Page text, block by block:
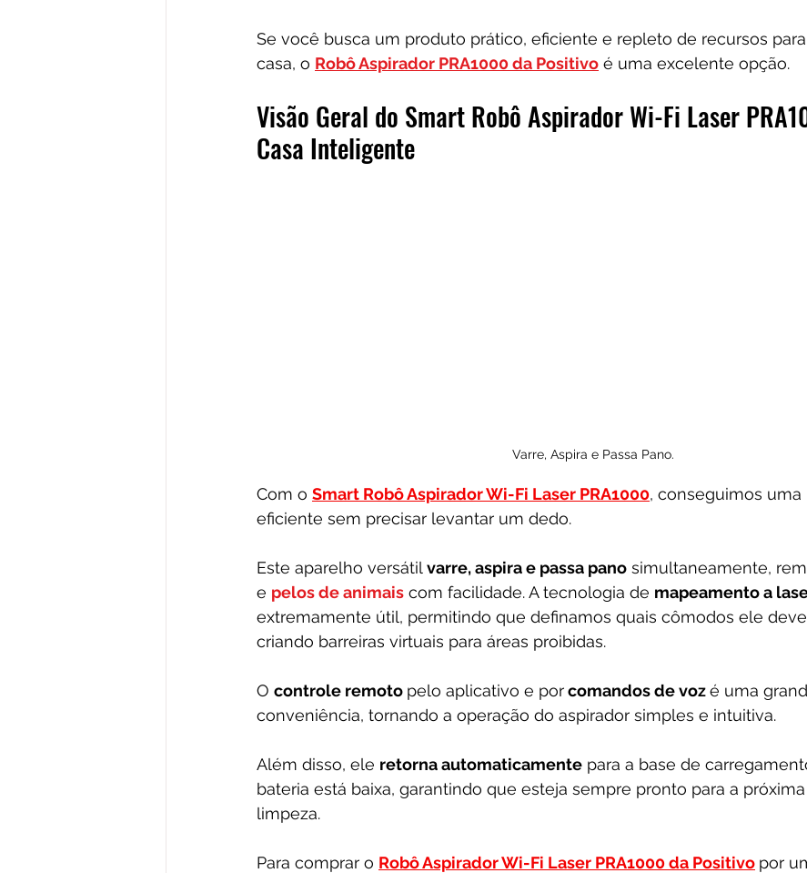
Se você busca um produto prático, eficiente e repleto de recursos
casa, o Robô Aspirador PRA1000 da Positivo é uma excelente opção.
Visão Geral do Smart Robô Aspirador Wi-Fi Laser
Casa Inteligente
Varre, Aspira e Passa Pano.
Com o Smart Robô Aspirador Wi-Fi Laser PRA1000, conseguimos uma
eficiente sem precisar levantar um dedo.
Este aparelho versátil varre, aspira e passa pano simultaneamente,
e pelos de animais com facilidade. A tecnologia de mapeamento a
extremamente útil, permitindo que definamos quais cômodos ele
criando barreiras virtuais para áreas proibidas.
O controle remoto pelo aplicativo e por comandos de voz é uma
conveniência, tornando a operação do aspirador simples e intuitiva.
Além disso, ele retorna automaticamente para a base de
bateria está baixa, garantindo que esteja sempre pronto para a
limpeza.
Para comprar o Robô Aspirador Wi-Fi Laser PRA1000 da Positivo por